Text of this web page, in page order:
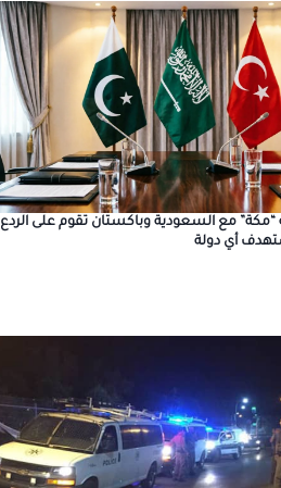
“مكة” مع السعودية وباكستان تقوم على الردع
أي دولة